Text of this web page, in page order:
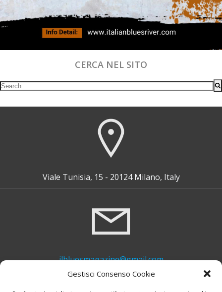
Gestisci Consenso Cookie
CERCA NEL SITO
Search
Viale Tunisia, 15 - 20124 Milano, Italy
ilbluesmagazine@gmail.com